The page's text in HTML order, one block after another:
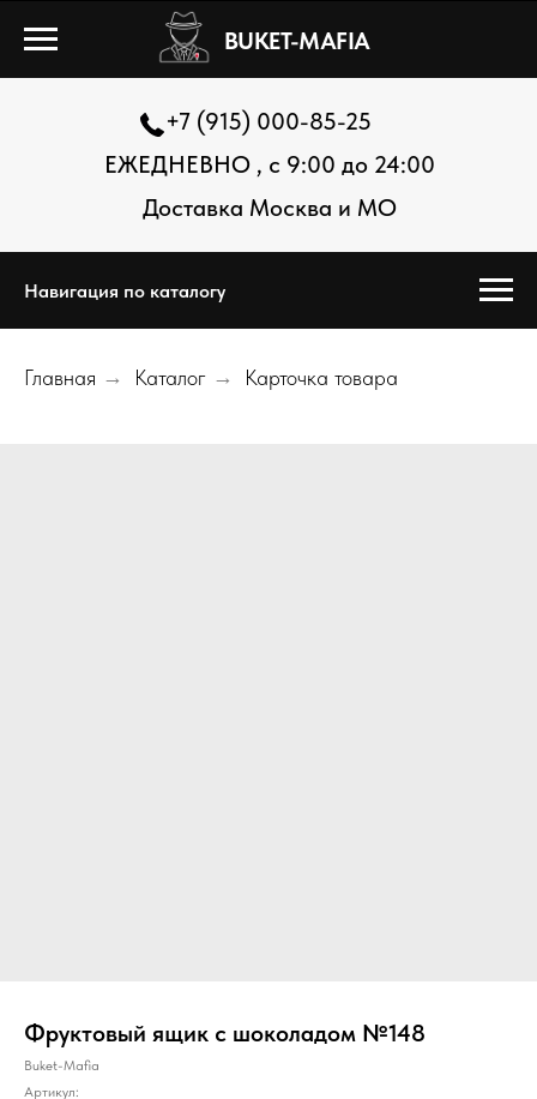
BUKET-MAFIA
+7 (915) 000-85-25
ЕЖЕДНЕВНО , с 9:00 до 24:00
Доставка Москва и МО
Навигация по каталогу
Главная → Каталог → Карточка товара
Фруктовый ящик с шоколадом №148
Buket-Mafia
Артикул: